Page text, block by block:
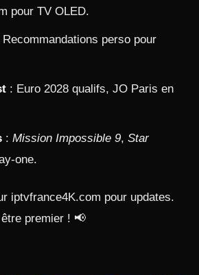
pour TV OLED.
Recommandations perso pour
: Euro 2028 qualifs, JO Paris en
: Mission Impossible 9, Star
one.
iptvfrance4K.com pour updates.
premier ! 📢